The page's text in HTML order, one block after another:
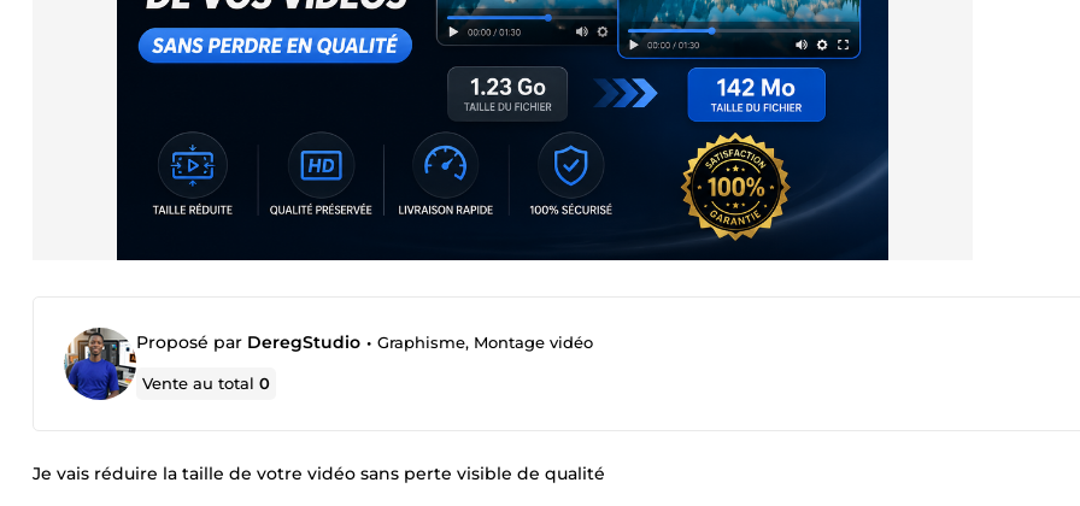
Proposé par DeregStudio • Graphisme, Montage vidéo
Vente au total0
Je vais réduire la taille de votre vidéo sans perte visible de qualité